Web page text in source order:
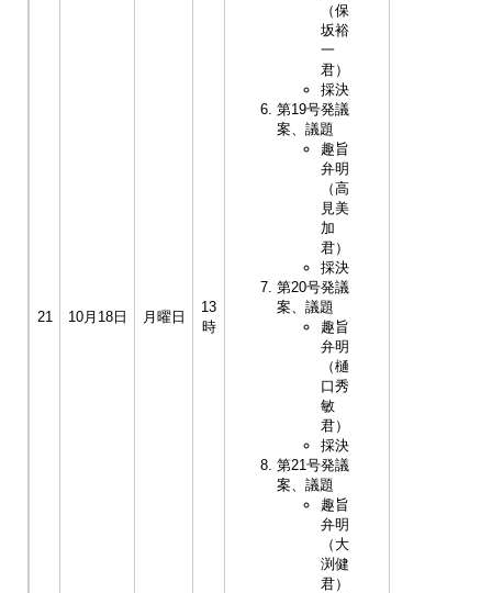
21 10月18日 月曜日
13
時
（保
坂裕
一
君）
採決
第19号発議
案、議題
趣旨
弁明
（高
見美
加
君）
採決
第20号発議
案、議題
趣旨
弁明
（樋
口秀
敏
君）
採決
第21号発議
案、議題
趣旨
弁明
（大
渕健
君）